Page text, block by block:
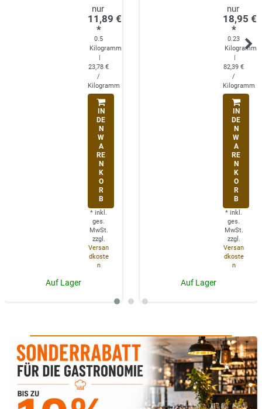
11,89 €
*
0.5
Kilogramm
|
23,78 €
/
Kilogramm
IN
DE
N
W
A
RE
N
K
O
R
B
* inkl.
ges.
MwSt.
zzgl.
Versan
dkoste
n
Auf Lager
18,95 €
*
0.23
Kilogramm
|
82,39 €
/
Kilogramm
IN
DE
N
W
A
RE
N
K
O
R
B
* inkl.
ges.
MwSt.
zzgl.
Versan
dkoste
n
Auf Lager